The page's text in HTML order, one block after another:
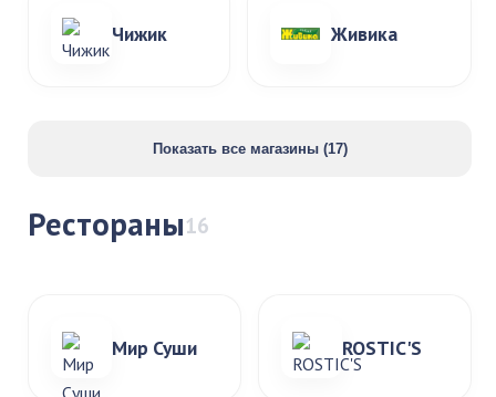
Чижик Живика
Показать все магазины (17)
Рестораны16
Мир Суши ROSTIC'S